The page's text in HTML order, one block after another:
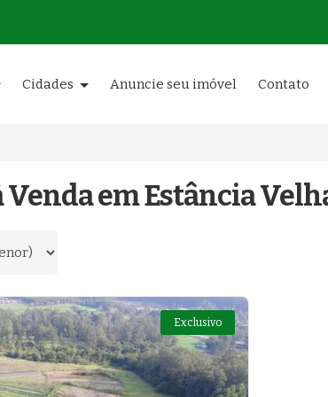
Cidades Anuncie seu imóvel Contato
Venda em Estância
Exclusivo